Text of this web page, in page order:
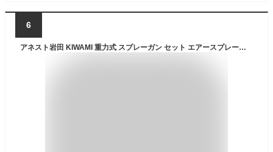
6
アネスト岩田 KIWAMI 重力式 スプレーガン セット エアースプレーガン 塗料カップ 手元圧力計 エアスプレーガン エアスプレー 圧力計 塗装 塗装ガン ガン エアガン 吹き付け DIY KIWAMI-1-13B4 PC-400SB-2LF AJR-02S-VG-S1 福袋